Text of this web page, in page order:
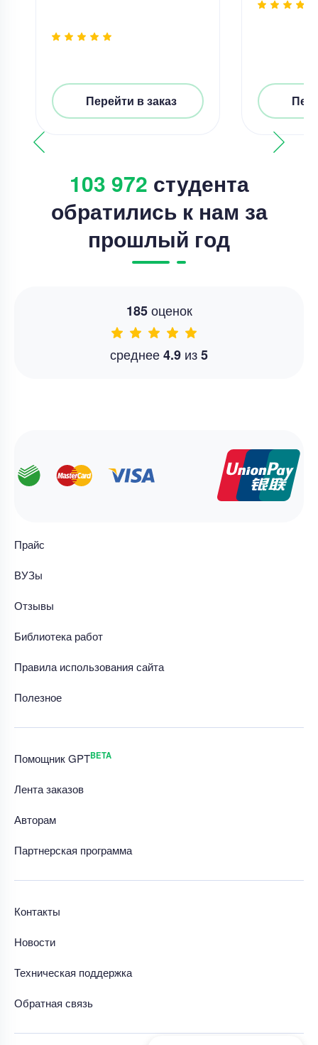
Перейти в заказ
103 972 студента
обратились к нам за
прошлый год
185оценок
среднее4.9 из5
Прайс
ВУЗы
Отзывы
Библиотека работ
Правила использования сайта
Полезное
Помощник GPTBETA
Лента заказов
Авторам
Партнерская программа
Контакты
Новости
Техническая поддержка
Обратная связь